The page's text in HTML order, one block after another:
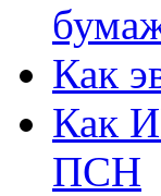
Как
Как
ПСН